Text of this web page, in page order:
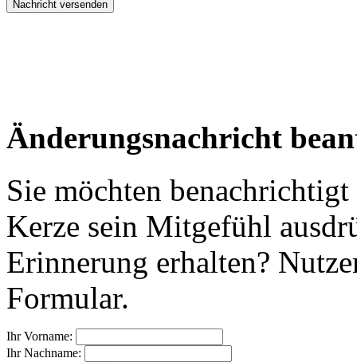
Änderungsnachricht
Sie möchten
Kerze sein Mitgefühl
Erinnerung erhalten?
Formular.
Ihr Vorname:
Ihr Nachname: